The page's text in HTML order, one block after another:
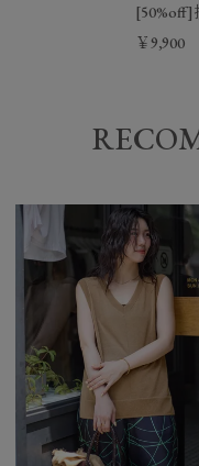
[50%off]
￥9,900